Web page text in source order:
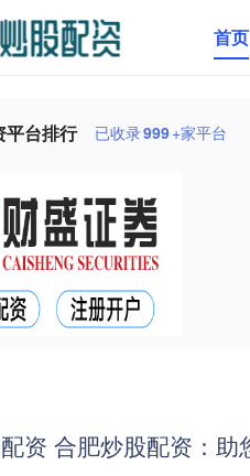
首页
平台排行 已收录999+家平台
资 合肥炒股配资：